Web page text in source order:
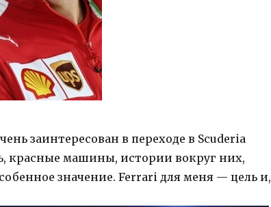
заинтересован в переходе в Scuderia
красные машины, истории вокруг них,
значение. Ferrari для меня — цель и,